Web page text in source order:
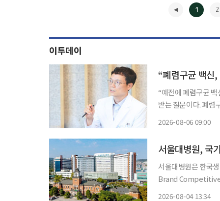
1 2
이투데이
“폐렴구균 백
“예전에 폐렴구균 백신을 맞았는
받는 질문이다. 폐렴
2026-08-06 09:00
서울대병원, 국
서울대병원은 한국
Brand
2026-08-04 13:34